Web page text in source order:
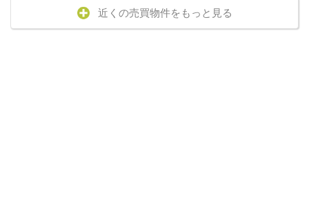
近くの売買物件をもっと見る